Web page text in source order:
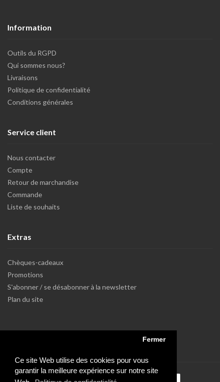
Ce site Web utilise des cookies pour vous
garantir la meilleure expérience sur notre site
Fermer
Information
Outils du RGPD
Qui sommes nous?
Livraisons
Politique de confidentialité
Conditions générales
Service client
Nous contacter
Compte
Retour de marchandise
Commande
Liste de souhaits
Extras
Chèques-cadeaux
Promotions
S'abonner / se désabonner à la newsletter
Plan du site